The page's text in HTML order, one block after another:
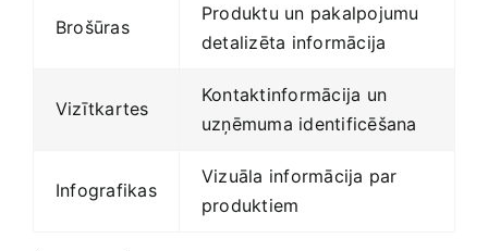
Brošūras
Produktu un pakalpojumu
‍detalizēta informācija
Vizītkartes
Kontaktinformācija un
uzņēmuma ‍identificēšana
Infografikas
Vizuāla informācija par‌
produktiem